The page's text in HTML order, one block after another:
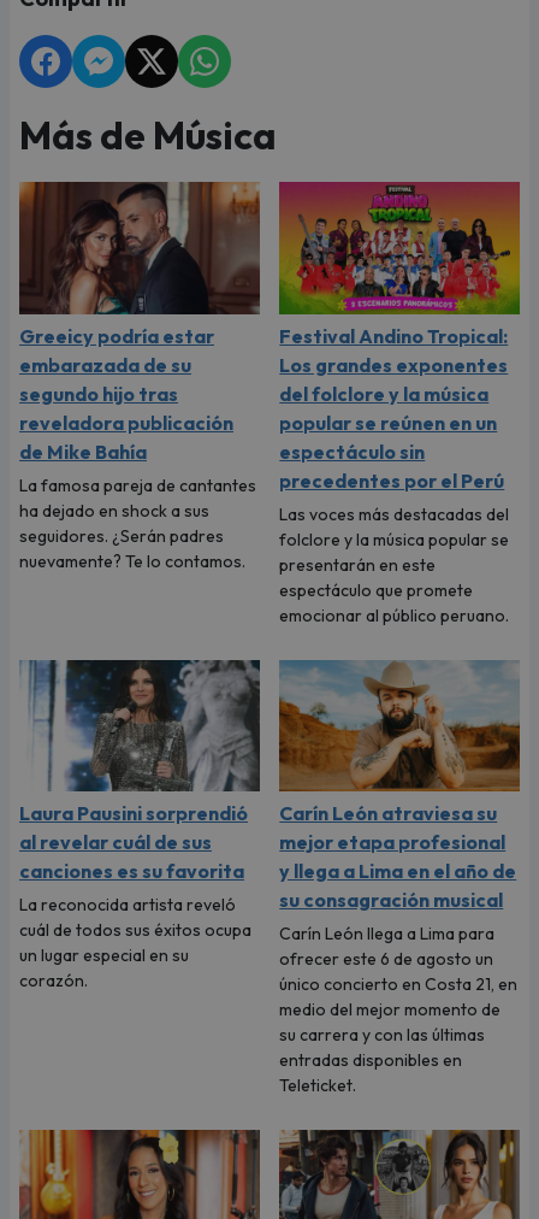
Más de Música
Greeicy podría estar
embarazada de su
segundo hijo tras
reveladora publicación
de Mike Bahía
La famosa pareja de cantantes
ha dejado en shock a sus
seguidores. ¿Serán padres
nuevamente? Te lo contamos.
Festival Andino Tropical:
Los grandes exponentes
del folclore y la música
popular se reúnen en un
espectáculo sin
precedentes por el Perú
Las voces más destacadas del
folclore y la música popular se
presentarán en este
espectáculo que promete
emocionar al público peruano.
Laura Pausini sorprendió
al revelar cuál de sus
canciones es su favorita
La reconocida artista reveló
cuál de todos sus éxitos ocupa
un lugar especial en su
corazón.
Carín León atraviesa su
mejor etapa profesional
y llega a Lima en el año de
su consagración musical
Carín León llega a Lima para
ofrecer este 6 de agosto un
único concierto en Costa 21, en
medio del mejor momento de
su carrera y con las últimas
entradas disponibles en
Teleticket.